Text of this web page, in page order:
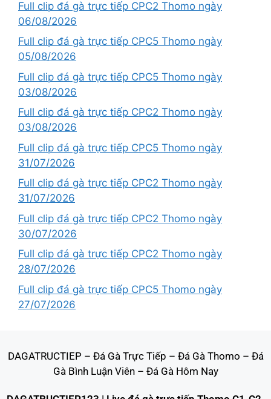
Full clip đá gà trực tiếp CPC2 Thomo ngày
06/08/2026
Full clip đá gà trực tiếp CPC5 Thomo ngày
05/08/2026
Full clip đá gà trực tiếp CPC5 Thomo ngày
03/08/2026
Full clip đá gà trực tiếp CPC2 Thomo ngày
03/08/2026
Full clip đá gà trực tiếp CPC5 Thomo ngày
31/07/2026
Full clip đá gà trực tiếp CPC2 Thomo ngày
31/07/2026
Full clip đá gà trực tiếp CPC2 Thomo ngày
30/07/2026
Full clip đá gà trực tiếp CPC2 Thomo ngày
28/07/2026
Full clip đá gà trực tiếp CPC5 Thomo ngày
27/07/2026
DAGATRUCTIEP – Đá Gà Trực Tiếp – Đá Gà Thomo – Đá
Gà Bình Luận Viên– Đá Gà Hôm Nay